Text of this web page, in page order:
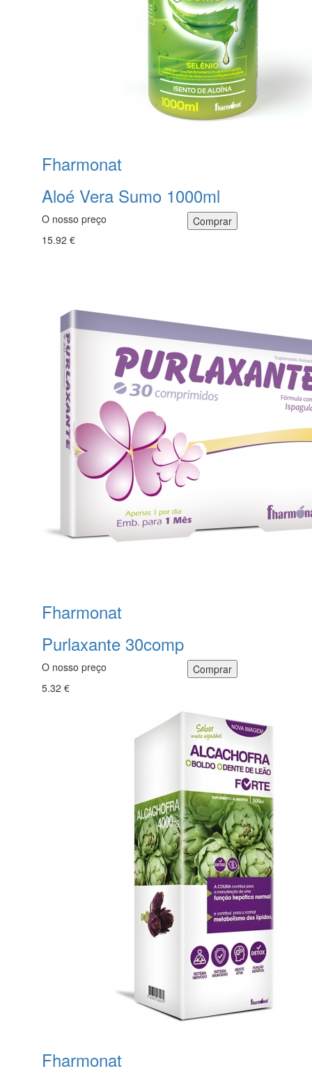
Fharmonat
Aloé Vera Sumo 1000ml
O nosso preço
15.92 €
Fharmonat
Purlaxante 30comp
O nosso preço
5.32 €
Fharmonat